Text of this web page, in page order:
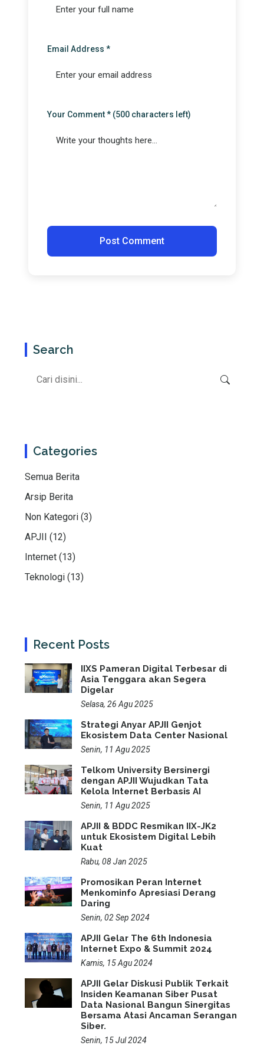
Email Address *
Your Comment * (500 characters left)
Post Comment
Search
Categories
Semua Berita
Arsip Berita
Non Kategori (3)
APJII (12)
Internet (13)
Teknologi (13)
Recent Posts
IIXS Pameran Digital Terbesar di
Asia Tenggara akan Segera
Digelar
Selasa, 26 Agu 2025
Strategi Anyar APJII Genjot
Ekosistem Data Center Nasional
Senin, 11 Agu 2025
Telkom University Bersinergi
dengan APJII Wujudkan Tata
Kelola Internet Berbasis AI
Senin, 11 Agu 2025
APJII & BDDC Resmikan IIX-JK2
untuk Ekosistem Digital Lebih
Kuat
Rabu, 08 Jan 2025
Promosikan Peran Internet
Menkominfo Apresiasi Derang
Daring
Senin, 02 Sep 2024
APJII Gelar The 6th Indonesia
Internet Expo & Summit 2024
Kamis, 15 Agu 2024
APJII Gelar Diskusi Publik Terkait
Insiden Keamanan Siber Pusat
Data Nasional Bangun Sinergitas
Bersama Atasi Ancaman Serangan
Siber.
Senin, 15 Jul 2024